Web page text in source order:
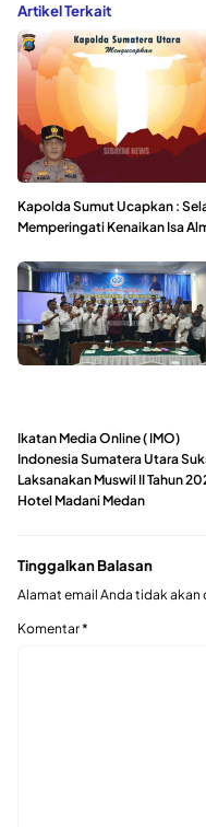
Artikel Terkait
Kapolda Sumut Ucapkan :
Memperingati Kenaikan Isa
Ikatan Media Online ( IMO)
Indonesia Sumatera Utara
Laksanakan Muswil II Tahun
Hotel Madani Medan
Tinggalkan Balasan
Alamat email Anda tidak akan
Komentar*